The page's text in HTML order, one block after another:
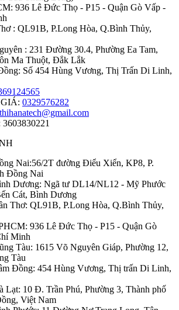
936 Lê Đức Thọ - P15 - Quận Gò Vấp -
: QL91B, P.Long Hòa, Q.Bình Thủy,
: 231 Đường 30.4, Phường Ea Tam,
Ma Thuột, Đắk Lắk
Số 454 Hùng Vương, Thị Trấn Di Linh,
0329576282
Nai:56/2T đường Điểu Xiển, KP8, P.
Đồng Nai
Dương: Ngã tư DL14/NL12 - Mỹ Phước
Cát, Bình Dương
Thơ: QL91B, P.Long Hòa, Q.Bình Thủy,
936 Lê Đức Thọ - P15 - Quận Gò
Minh
Tàu: 1615 Võ Nguyên Giáp, Phường 12,
Tàu
Đồng: 454 Hùng Vương, Thị trấn Di Linh,
10 Đ. Trần Phú, Phường 3, Thành phố
Việt Nam